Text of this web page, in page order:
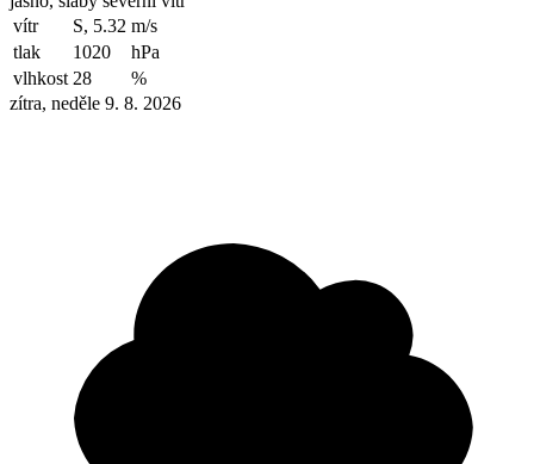
vítr
S, 5.32 m/s
tlak
1020
hPa
vlhkost 28
%
zítra, neděle 9. 8. 2026